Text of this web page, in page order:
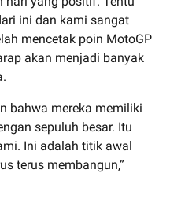
ini dan kami sangat
mencetak poin MotoGP
akan menjadi banyak
bahwa mereka memiliki
sepuluh besar. Itu
Ini adalah titik awal
terus membangun,”